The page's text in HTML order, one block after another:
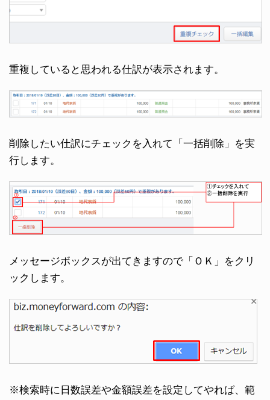
重複していると思われる仕訳が表示されます。
削除したい仕訳にチェックを入れて「一括削除」を実
行します。
メッセージボックスが出てきますので「ＯＫ」をクリ
ックします。
※検索時に日数誤差や金額誤差を設定してやれば、範